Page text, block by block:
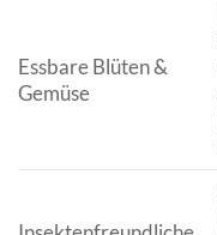
Essbare Blüten &
Gemüse